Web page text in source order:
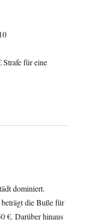
Strafe für eine
dominiert.
beträgt die Buße für
€. Darüber hinaus